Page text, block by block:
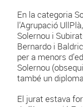
En la categoria
l’Agrupació
Solernou i
Bernardo i
per a menors
Solernou
també un
El jurat estava